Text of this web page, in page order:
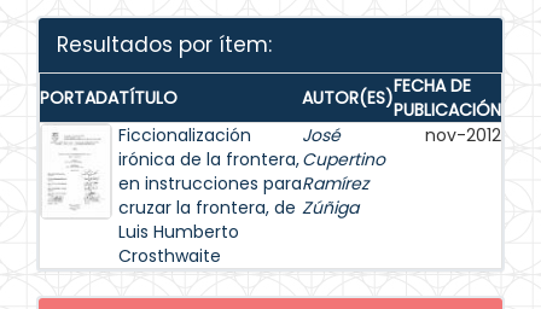
Resultados por ítem:
PORTADATÍTULO AUTOR(ES)FECHA DE
PUBLICACIÓN
Ficcionalización
irónica de la frontera,
en instrucciones para
cruzar la frontera, de
Luis Humberto
Crosthwaite
José
Cupertino
Ramírez
Zúñiga
nov-2012